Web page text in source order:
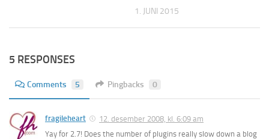
1. JUNI 2015
5 RESPONSES
Comments 5 Pingbacks 0
fragileheart
12. desember 2008, kl. 6:09 am
Yay for 2.7! Does the number of plugins really slow down a blog